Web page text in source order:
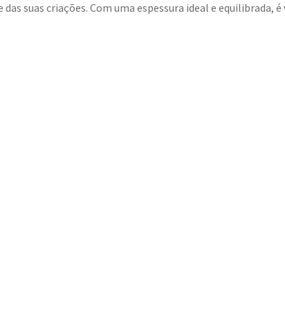
suas criações. Com uma espessura ideal e